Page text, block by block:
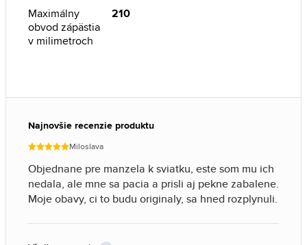
Maximálny
obvod zápästia
v milimetroch
210
Najnovšie recenzie produktu
Miloslava
Objednane pre manzela k sviatku, este som mu ich
nedala, ale mne sa pacia a prisli aj pekne zabalene.
Moje obavy, ci to budu originaly, sa hned rozplynuli.